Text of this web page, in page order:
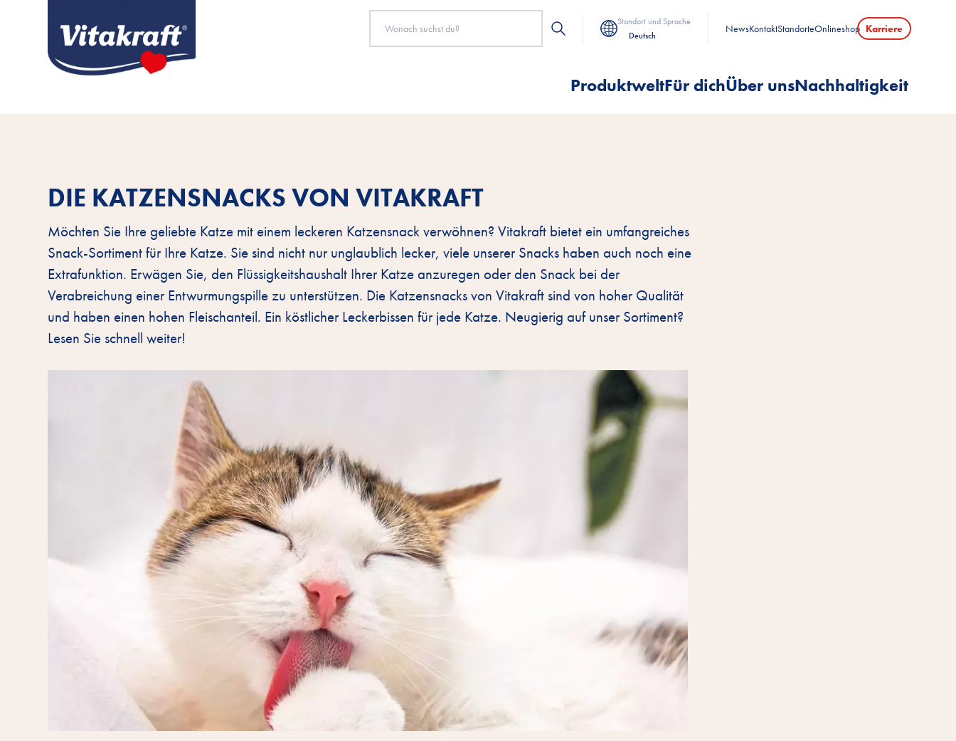
Standort und Sprache
Deutsch
NewsKontaktStandorteOnlineshop Karriere
ProduktweltFür dichÜber unsNachhaltigkeit
DIE KATZENSNACKS VON VITAKRAFT
Möchten Sie Ihre geliebte Katze mit einem leckeren Katzensnack verwöhnen? Vitakraft bietet ein umfangreiches
Snack-Sortiment für Ihre Katze. Sie sind nicht nur unglaublich lecker, viele unserer Snacks haben auch noch eine
Extrafunktion. Erwägen Sie, den Flüssigkeitshaushalt Ihrer Katze anzuregen oder den Snack bei der
Verabreichung einer Entwurmungspille zu unterstützen. Die Katzensnacks von Vitakraft sind von hoher Qualität
und haben einen hohen Fleischanteil. Ein köstlicher Leckerbissen für jede Katze. Neugierig auf unser Sortiment?
Lesen Sie schnell weiter!